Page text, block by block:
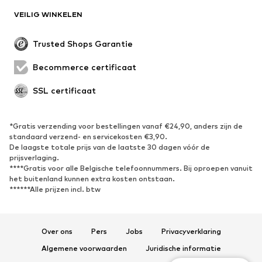
SCHOENEN
Nieuw
Lage schoenen
Sportschoenen
Open schoenen
Sportkleding
Sporten
Sportschoenen
Sport Accessoires
Sportuitrusting
Fanzone
Petten & mutsen
VEILIG WINKELEN
Trusted Shops Garantie
Becommerce certificaat
SSL certificaat
*Gratis verzending voor bestellingen vanaf €24,90, anders zijn de
standaard verzend- en servicekosten €3,90.
De laagste totale prijs van de laatste 30 dagen vóór de
prijsverlaging.
****Gratis voor alle Belgische telefoonnummers. Bij oproepen vanuit
het buitenland kunnen extra kosten ontstaan.
******Alle prijzen incl. btw
Over ons Pers Jobs
Privacyverklaring
Algemene voorwaarden
Juridische informatie